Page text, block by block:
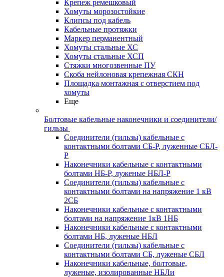
Крепеж ремешковый
Хомуты морозостойкие
Клипсы под кабель
Кабельные протяжки
Маркер перманентный
Хомуты стальные ХС
Хомуты стальные ХСП
Стяжки многозвенные ПУ
Скоба нейлоновая крепежная СКН
Площадка монтажная с отверстием под
хомуты
Еще
Болтовые кабельные наконечники и соединители/
гильзы
Соединители (гильзы) кабельные с
контактными болтами СБ-Р, луженные СБЛ-
Р
Наконечники кабельные с контактными
болтами НБ-Р, луженые НБЛ-Р
Соединители (гильзы) кабельные с
контактными болтами на напряжение 1 кВ
2СБ
Наконечники кабельные с контактными
болтами на напряжение 1кВ 1НБ
Наконечники кабельные с контактными
болтами НБ, луженые НБЛ
Соединители (гильзы) кабельные с
контактными болтами СБ, луженые СБЛ
Наконечники кабельные, болтовые,
луженые, изолированные НБЛи